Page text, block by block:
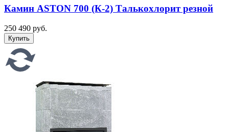
Камин ASTON 700 (К-2) Талькохлорит резной
250 490 руб.